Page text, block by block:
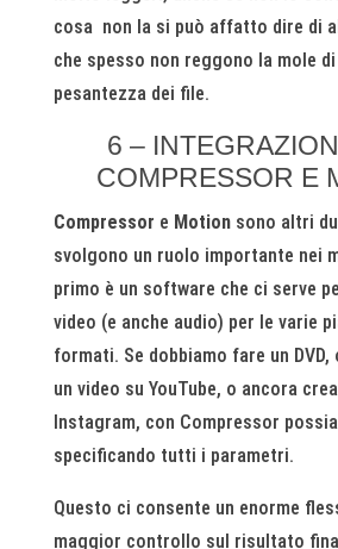
cosa non la si può affatto dire di
che spesso non reggono la mole
pesantezza dei file.
6 –
COMPRESSOR E
Compressor e Motionsono altri
svolgono un ruolo importante nei
primo è un software che ci serve
video (e anche audio) per le varie
formati. Se dobbiamo fare un DVD,
un video su YouTube, o ancora
Instagram, con Compressor
specificando tutti i parametri.
Questo ci consente un enorme
maggior controllo sul risultato